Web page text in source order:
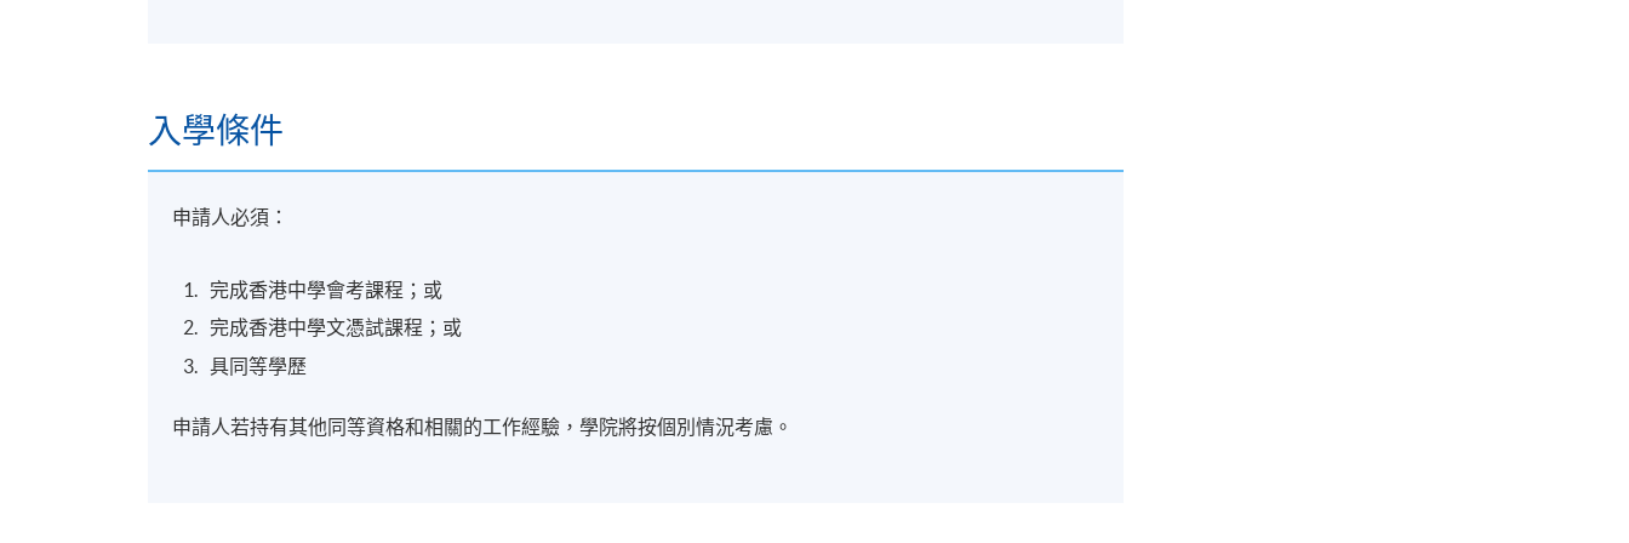
入學條件
申請人必須：
完成香港中學會考課程；或
完成香港中學文憑試課程；或
具同等學歷
申請人若持有其他同等資格和相關的工作經驗，學院將按個別情況考慮。